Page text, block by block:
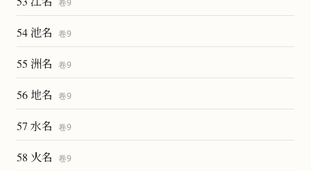
卷9
54 池名 卷9
55 洲名 卷9
56 地名 卷9
57 水名 卷9
58 火名 卷9